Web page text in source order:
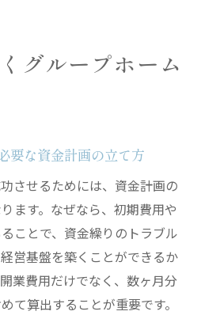
グループホーム
要な資金計画の立て方
させるためには、資金計画の
ます。なぜなら、初期費用や
ことで、資金繰りのトラブル
営基盤を築くことができるか
業費用だけでなく、数ヶ月分
て算出することが重要です。